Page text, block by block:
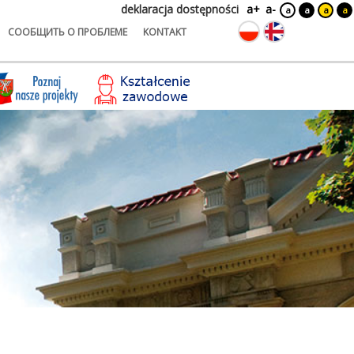
СООБЩИТЬ О ПРОБЛЕМЕ KONTAKT
deklaracja dostępności a+ a- a a a a